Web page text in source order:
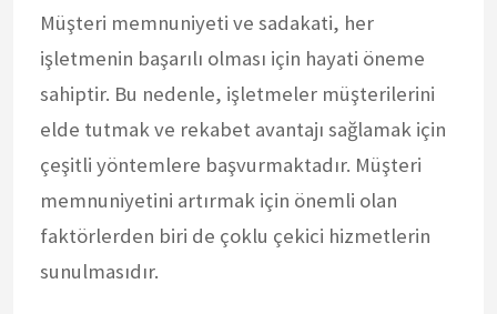
Müşteri memnuniyeti ve sadakati, her
işletmenin başarılı olması için hayati öneme
sahiptir. Bu nedenle, işletmeler müşterilerini
elde tutmak ve rekabet avantajı sağlamak için
çeşitli yöntemlere başvurmaktadır. Müşteri
memnuniyetini artırmak için önemli olan
faktörlerden biri de çoklu çekici hizmetlerin
sunulmasıdır.